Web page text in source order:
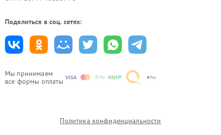
Мы принимаем
все формы оплаты
Поделиться в соц. сетях:
Политика конфиденциальности